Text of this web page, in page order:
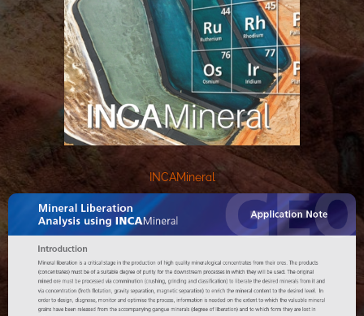
INCAMineral